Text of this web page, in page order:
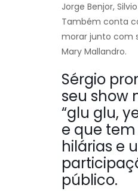
Jorge Benjor,
Também conta
morar junto com
Mary Mallandro.
Sérgio
seu show
“glu glu,
e que
hilárias e
público.